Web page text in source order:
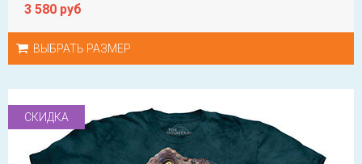
3 580 руб
ВЫБРАТЬ РАЗМЕР
СКИДКА